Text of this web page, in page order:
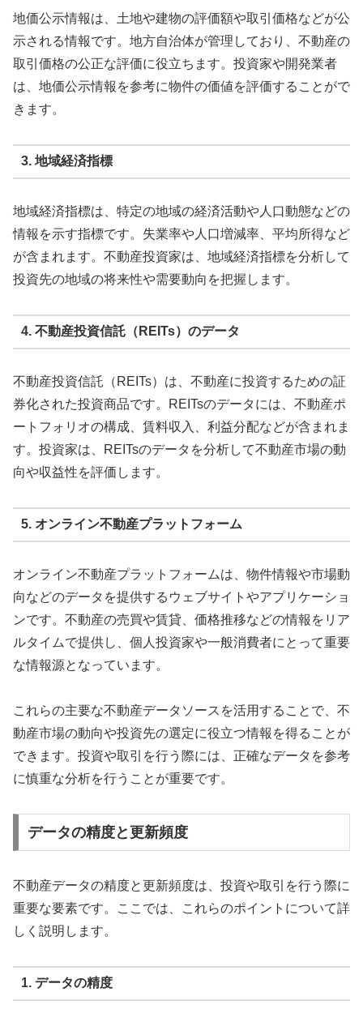
地価公示情報は、土地や建物の評価額や取引価格などが公
示される情報です。地方自治体が管理しており、不動産の
取引価格の公正な評価に役立ちます。投資家や開発業者
は、地価公示情報を参考に物件の価値を評価することがで
きます。
3. 地域経済指標
地域経済指標は、特定の地域の経済活動や人口動態などの
情報を示す指標です。失業率や人口増減率、平均所得など
が含まれます。不動産投資家は、地域経済指標を分析して
投資先の地域の将来性や需要動向を把握します。
4. 不動産投資信託（REITs）のデータ
不動産投資信託（REITs）は、不動産に投資するための証
券化された投資商品です。REITsのデータには、不動産ポ
ートフォリオの構成、賃料収入、利益分配などが含まれま
す。投資家は、REITsのデータを分析して不動産市場の動
向や収益性を評価します。
5. オンライン不動産プラットフォーム
オンライン不動産プラットフォームは、物件情報や市場動
向などのデータを提供するウェブサイトやアプリケーショ
ンです。不動産の売買や賃貸、価格推移などの情報をリア
ルタイムで提供し、個人投資家や一般消費者にとって重要
な情報源となっています。
これらの主要な不動産データソースを活用することで、不
動産市場の動向や投資先の選定に役立つ情報を得ることが
できます。投資や取引を行う際には、正確なデータを参考
に慎重な分析を行うことが重要です。
データの精度と更新頻度
不動産データの精度と更新頻度は、投資や取引を行う際に
重要な要素です。ここでは、これらのポイントについて詳
しく説明します。
1. データの精度